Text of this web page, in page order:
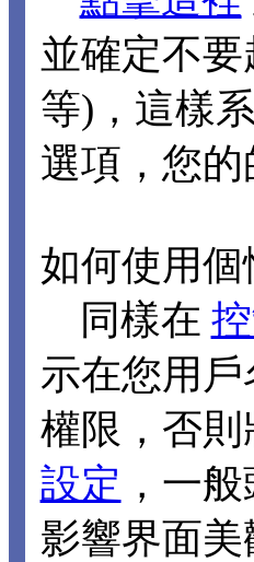
並確定不
等)，這樣
選項，您
如何使用個
同樣在
示在您用
權限，否
設定 ，一
影響界面美